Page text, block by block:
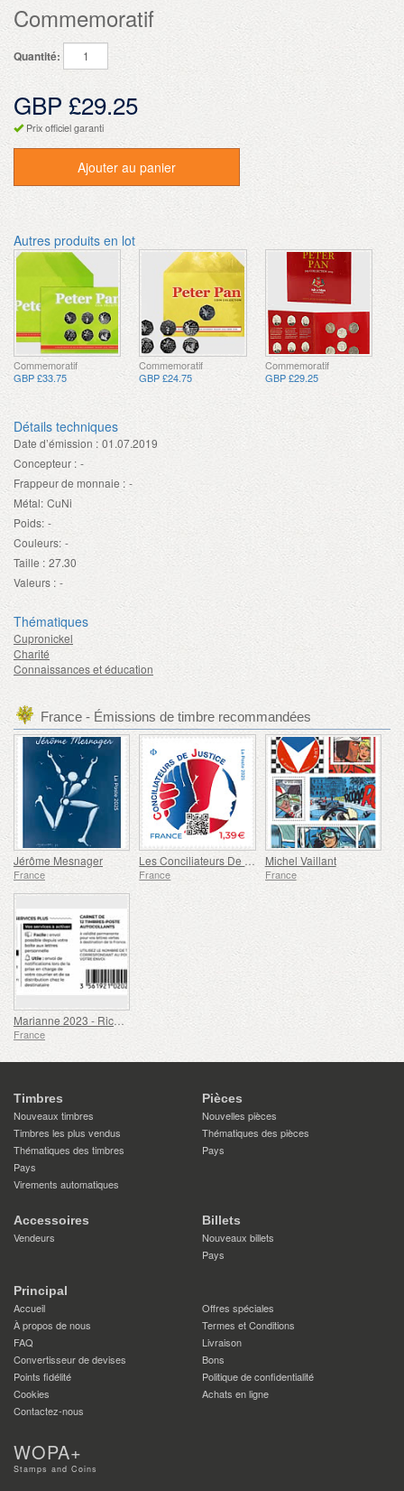
Commemoratif
Quantité:
GBP £29.25
Prix officiel garanti
Ajouter au panier
Autres produits en lot
Commemoratif
GBP £33.75
Commemoratif
GBP £24.75
Commemoratif
GBP £29.25
Détails techniques
Date d’émission : 01.07.2019
Concepteur : -
Frappeur de monnaie : -
Métal: CuNi
Poids: -
Couleurs: -
Taille : 27.30
Valeurs : -
Thématiques
Cupronickel
Charité
Connaissances et éducation
France - Émissions de timbre recommandées
Jérôme Mesnager
France
Les Conciliateurs De Justice
France
Michel Vaillant
France
Marianne 2023 - Riches Heures
France
Timbres
Nouveaux timbres
Timbres les plus vendus
Thématiques des timbres
Pays
Virements automatiques
Pièces
Nouvelles pièces
Thématiques des pièces
Pays
Accessoires
Vendeurs
Billets
Nouveaux billets
Pays
Principal
Accueil
Offres spéciales
À propos de nous
Termes et Conditions
FAQ
Livraison
Convertisseur de devises
Bons
Points fidélité
Politique de confidentialité
Cookies
Achats en ligne
Contactez-nous
WOPA+
Stamps and Coins